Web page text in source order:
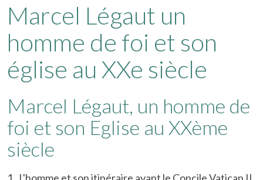
Marcel Légaut un
homme de foi et son
église au XXe siècle
Marcel Légaut, un homme de
foi et son Eglise au XXème
siècle